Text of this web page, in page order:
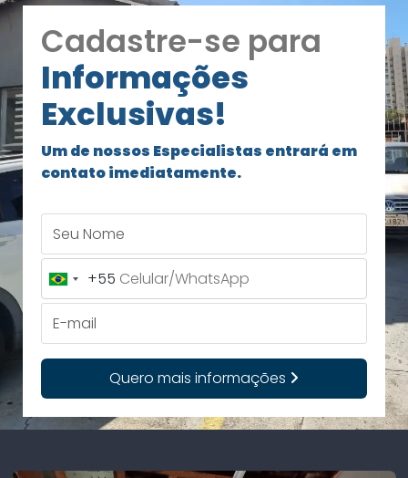
Cadastre-se para
Informações
Exclusivas!
Um de nossos Especialistas entrará em
contato imediatamente.
Brazil
+55
+55
Quero mais informações